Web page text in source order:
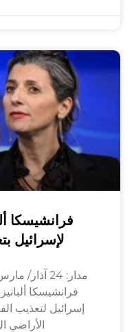
فرانشيسكا
لإسرائيل
فرانشيسكا
إسرائيل لتعذيب
الأراضي